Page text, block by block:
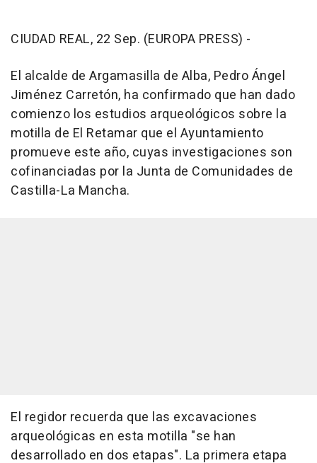
CIUDAD REAL, 22 Sep. (EUROPA PRESS) -
El alcalde de Argamasilla de Alba, Pedro Ángel
Jiménez Carretón, ha confirmado que han dado
comienzo los estudios arqueológicos sobre la
motilla de El Retamar que el Ayuntamiento
promueve este año, cuyas investigaciones son
cofinanciadas por la Junta de Comunidades de
Castilla-La Mancha.
El regidor recuerda que las excavaciones
arqueológicas en esta motilla "se han
desarrollado en dos etapas". La primera etapa